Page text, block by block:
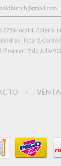
local 4, Galería
local 2, Cariló
Pinamar | 9 de Julio